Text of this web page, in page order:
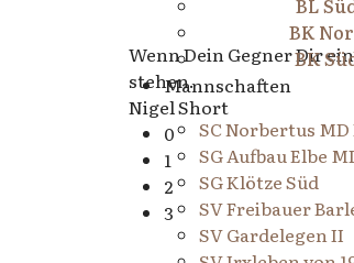
Wenn Dein Gegner Dir
stehen.
Nigel Short
0
1
2
3
BL
BK
BK
Mannschaften
SC Norbertus MD
SG Aufbau Elbe
SG Klötze Süd
SV Freibauer
SV Gardelegen II